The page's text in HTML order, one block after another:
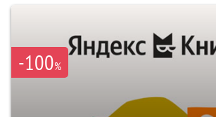
-100%